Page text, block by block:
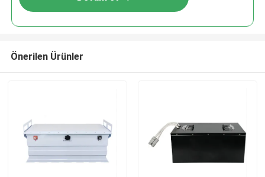
Önerilen Ürünler